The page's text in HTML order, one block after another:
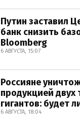
Путин заставил
банк снизить
Bloomberg
6 АВГУСТА, 15:07
Россияне
продукцией двух
гигантов: будет
6 АВГУСТА, 18:04